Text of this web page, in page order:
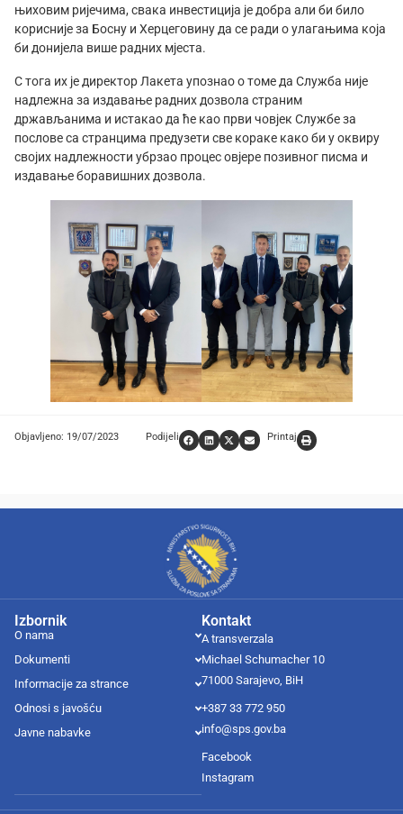
њиховим ријечима, свака инвестиција је добра али би било
корисније за Босну и Херцеговину да се ради о улагањима која
би донијела више радних мјеста.
С тога их је директор Лакета упознао о томе да Служба није
надлежна за издавање радних дозвола страним
држављанима и истакао да ће као први човјек Службе за
послове са странцима предузети све кораке како би у оквиру
својих надлежности убрзао процес овјере позивног писма и
издавање боравишних дозвола.
Objavljeno: 19/07/2023 Podijeli Printaj
Kontakt
A transverzala
Michael Schumacher 10
71000 Sarajevo, BiH
+387 33 772 950
info@sps.gov.ba
Facebook
Instagram
Izbornik
O nama
Dokumenti
Informacije za strance
Odnosi s javošću
Javne nabavke